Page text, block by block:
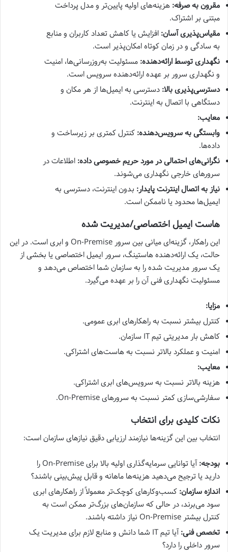
مقرون به صرفه: هزینه‌های اولیه پایین‌تر و مدل پرداخت
مبتنی بر اشتراک.
مقیاس‌پذیری آسان: افزایش یا کاهش تعداد کاربران و منابع
به سادگی و در زمان کوتاه امکان‌پذیر است.
نگهداری توسط ارائه‌دهنده: مسئولیت به‌روزرسانی‌ها، امنیت
و نگهداری سرور بر عهده ارائه‌دهنده سرویس است.
دسترسی‌پذیری بالا: دسترسی به ایمیل‌ها از هر مکان و
دستگاهی با اتصال به اینترنت.
معایب:
وابستگی به سرویس‌دهنده: کنترل کمتری بر زیرساخت و
داده‌ها.
نگرانی‌های احتمالی در مورد حریم خصوصی داده: اطلاعات در
سرورهای خارجی نگهداری می‌شوند.
نیاز به اتصال اینترنت پایدار: بدون اینترنت، دسترسی به
ایمیل‌ها محدود یا ناممکن است.
هاست ایمیل اختصاصی/مدیریت شده
این راهکار، گزینه‌ای میانی بین سرور On-Premise و ابری است. در این
حالت، یک ارائه‌دهنده هاستینگ، سرور ایمیل اختصاصی یا بخشی از
یک سرور مدیریت شده را به سازمان شما اختصاص می‌دهد و
مسئولیت نگهداری فنی آن را بر عهده می‌گیرد.
مزایا:
کنترل بیشتر نسبت به راهکارهای ابری عمومی.
کاهش بار مدیریتی تیم IT سازمان.
امنیت و عملکرد بالاتر نسبت به هاست‌های اشتراکی.
معایب:
هزینه بالاتر نسبت به سرویس‌های ابری اشتراکی.
سفارشی‌سازی کمتر نسبت به سرورهای On-Premise.
نکات کلیدی برای انتخاب
انتخاب بین این گزینه‌ها نیازمند ارزیابی دقیق نیازهای سازمان است:
بودجه:
آیا توانایی سرمایه‌گذاری اولیه بالا برای On-Premise را
دارید یا ترجیح می‌دهید هزینه‌ها ماهانه و قابل پیش‌بینی باشند؟
اندازه سازمان: کسب‌وکارهای کوچک‌تر معمولاً از راهکارهای ابری
سود می‌برند، در حالی که سازمان‌های بزرگ‌تر ممکن است به
کنترل بیشتر On-Premise نیاز داشته باشند.
تخصص فنی:
آیا تیم IT شما دانش و منابع لازم برای مدیریت یک
سرور داخلی را دارد؟